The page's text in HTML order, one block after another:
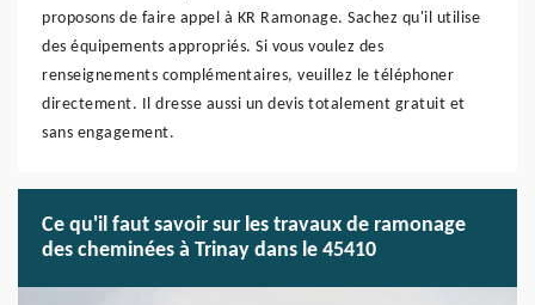
proposons de faire appel à KR Ramonage. Sachez qu'il utilise
des équipements appropriés. Si vous voulez des
renseignements complémentaires, veuillez le téléphoner
directement. Il dresse aussi un devis totalement gratuit et
sans engagement.
Ce qu'il faut savoir sur les travaux de ramonage
des cheminées à Trinay dans le 45410